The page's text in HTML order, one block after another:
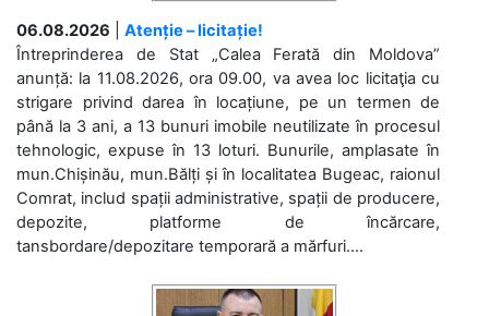
06.08.2026
Atenție – licitație!
Întreprinderea de Stat „Calea Ferată din Moldova”
anunță: la 11.08.2026, ora 09.00, va avea loc licitaţia cu
strigare privind darea în locațiune, pe un termen de
până la 3 ani, a 13 bunuri imobile neutilizate în procesul
tehnologic, expuse în 13 loturi. Bunurile, amplasate în
mun.Chișinău, mun.Bălți și în localitatea Bugeac, raionul
Comrat, includ spații administrative, spații de producere,
depozite, platforme de încărcare,
tansbordare/depozitare temporară a mărfuri....